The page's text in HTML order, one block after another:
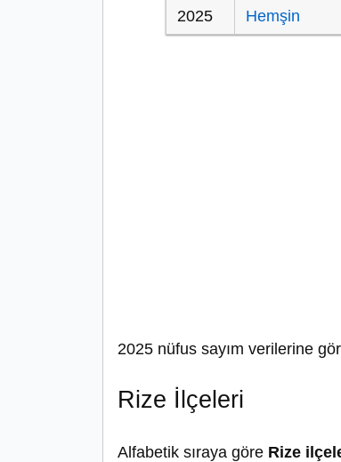
2025 Hemşin
2025 nüfus sayım verilerine
Rize İlçeleri
Alfabetik sıraya göre Rize